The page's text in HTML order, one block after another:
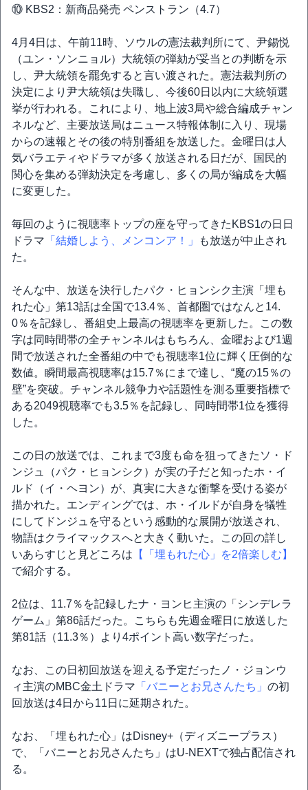
⑩ KBS2：新商品発売 ペンストラン（4.7）
4月4日は、午前11時、ソウルの憲法裁判所にて、尹錫悦
（ユン・ソンニョル）大統領の弾劾が妥当との判断を示
し、尹大統領を罷免すると言い渡された。憲法裁判所の
決定により尹大統領は失職し、今後60日以内に大統領選
挙が行われる。これにより、地上波3局や総合編成チャン
ネルなど、主要放送局はニュース特報体制に入り、現場
からの速報とその後の特別番組を放送した。金曜日は人
気バラエティやドラマが多く放送される日だが、国民的
関心を集める弾劾決定を考慮し、多くの局が編成を大幅
に変更した。
毎回のように視聴率トップの座を守ってきたKBS1の日日
ドラマ 「結婚しよう、メンコンア！」
も放送が中止され
た。
そんな中、放送を決行したパク・ヒョンシク主演「埋も
れた心」第13話は全国で13.4％、首都圏ではなんと14.
0％を記録し、番組史上最高の視聴率を更新した。この数
字は同時間帯の全チャンネルはもちろん、金曜および1週
間で放送された全番組の中でも視聴率1位に輝く圧倒的な
数値。瞬間最高視聴率は15.7％にまで達し、“魔の15％の
壁”を突破。チャンネル競争力や話題性を測る重要指標で
ある2049視聴率でも3.5％を記録し、同時間帯1位を獲得
した。
この日の放送では、これまで3度も命を狙ってきたソ・ド
ンジュ（パク・ヒョンシク）が実の子だと知ったホ・イ
ルド（イ・ヘヨン）が、真実に大きな衝撃を受ける姿が
描かれた。エンディングでは、ホ・イルドが自身を犠牲
にしてドンジュを守るという感動的な展開が放送され、
物語はクライマックスへと大きく動いた。この回の詳し
いあらすじと見どころは 【「埋もれた心」を2倍楽しむ】
で紹介する。
2位は、11.7％を記録したナ・ヨンヒ主演の「シンデレラ
ゲーム」第86話だった。こちらも先週金曜日に放送した
第81話（11.3％）より4ポイント高い数字だった。
なお、この日初回放送を迎える予定だったノ・ジョンウ
ィ主演のMBC金土ドラマ 「バニーとお兄さんたち」 の初
回放送は4日から11日に延期された。
なお、「埋もれた心」はDisney+（ディズニープラス）
で、「バニーとお兄さんたち」はU-NEXTで独占配信され
る。